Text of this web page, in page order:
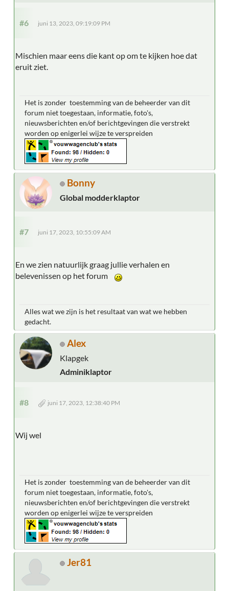
#6 juni 13, 2023, 09:19:09 PM
Mischien maar eens die kant op om te kijken hoe dat
eruit ziet.
Het is zonder toestemming van de beheerder van dit
forum niet toegestaan, informatie, foto's,
nieuwsberichten en/of berichtgevingen die verstrekt
worden op enigerlei wijze te verspreiden
Bonny
Global modderklaptor
#7 juni 17, 2023, 10:55:09 AM
En we zien natuurlijk graag jullie verhalen en
belevenissen op het forum
Alles wat we zijn is het resultaat van wat we hebben
gedacht.
Alex
Klapgek
Adminiklaptor
#8 juni 17, 2023, 12:38:40 PM
Wij wel
Het is zonder toestemming van de beheerder van dit
forum niet toegestaan, informatie, foto's,
nieuwsberichten en/of berichtgevingen die verstrekt
worden op enigerlei wijze te verspreiden
Jer81